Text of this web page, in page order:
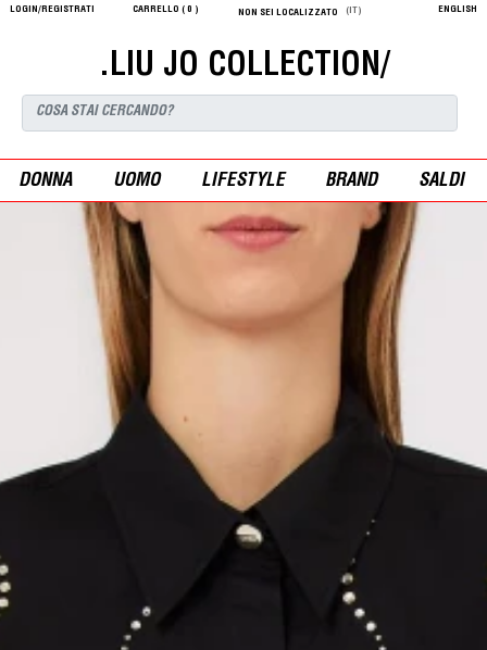
LOGIN/REGISTRATI CARRELLO ( 0 ) NON SEI LOCALIZZATO (IT) ENGLISH
.LIU JO COLLECTION/
DONNA UOMO LIFESTYLE BRAND SALDI